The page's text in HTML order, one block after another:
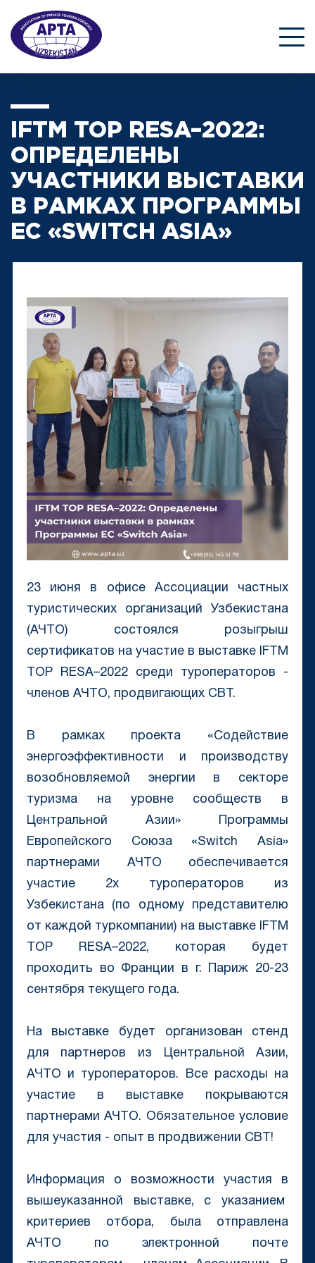
IFTM TOP RESA–2022:
ОПРЕДЕЛЕНЫ
УЧАСТНИКИ ВЫСТАВКИ
В РАМКАХ ПРОГРАММЫ
ЕС «SWITCH ASIA»
23 июня в офисе Ассоциации частных
туристических организаций Узбекистана
(АЧТО) состоялся розыгрыш
сертификатов на участие в выставке IFTM
TOP RESA–2022 среди туроператоров -
членов АЧТО, продвигающих CBT.
В рамках проекта «Содействие
энергоэффективности и производству
возобновляемой энергии в секторе
туризма на уровне сообществ в
Центральной Азии» Программы
Европейского Союза «Switch Asia»
партнерами АЧТО обеспечивается
участие 2х туроператоров из
Узбекистана (по одному представителю
от каждой туркомпании) на выставке IFTM
TOP RESA–2022, которая будет
проходить во Франции в г. Париж 20-23
сентября текущего года.
На выставке будет организован стенд
для партнеров из Центральной Азии,
АЧТО и туроператоров. Все расходы на
участие в выставке покрываются
партнерами АЧТО. Обязательное условие
для участия - опыт в продвижении CBT!
Информация о возможности участия в
вышеуказанной выставке, с указанием
критериев отбора, была отправлена
АЧТО по электронной почте